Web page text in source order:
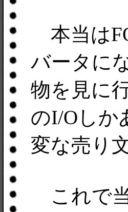
本当は
バータに
物を見に
のI/Oしか
変な売り
これで